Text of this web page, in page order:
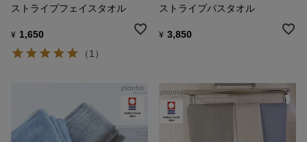
ストライプフェイスタオル
¥ 1,650
（1）
ストライプバスタオル
¥ 3,850